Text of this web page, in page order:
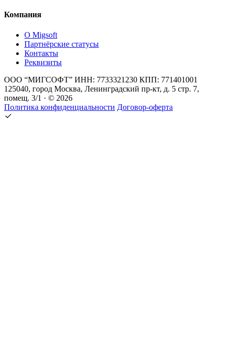
Компания
О Migsoft
Партнёрские статусы
Контакты
Реквизиты
ООО “МИГСОФТ” ИНН: 7733321230 КПП: 771401001
125040, город Москва, Ленинградский пр-кт, д. 5 стр. 7,
помещ. 3/1 · © 2026
Политика конфиденциальности Договор-оферта